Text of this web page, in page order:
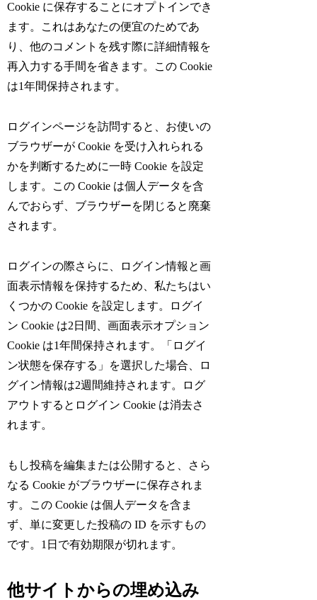
Cookie に保存することにオプトインでき
ます。これはあなたの便宜のためであ
り、他のコメントを残す際に詳細情報を
再入力する手間を省きます。この Cookie
は1年間保持されます。
ログインページを訪問すると、お使いの
ブラウザーが Cookie を受け入れられる
かを判断するために一時 Cookie を設定
します。この Cookie は個人データを含
んでおらず、ブラウザーを閉じると廃棄
されます。
ログインの際さらに、ログイン情報と画
面表示情報を保持するため、私たちはい
くつかの Cookie を設定します。ログイ
ン Cookie は2日間、画面表示オプション
Cookie は1年間保持されます。「ログイ
ン状態を保存する」を選択した場合、ロ
グイン情報は2週間維持されます。ログ
アウトするとログイン Cookie は消去さ
れます。
もし投稿を編集または公開すると、さら
なる Cookie がブラウザーに保存されま
す。この Cookie は個人データを含ま
ず、単に変更した投稿の ID を示すもの
です。1日で有効期限が切れます。
他サイトからの埋め込み